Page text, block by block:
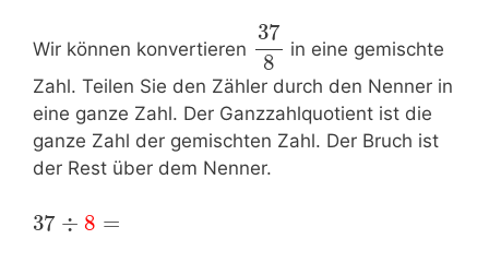
Wir können konvertieren
37
8
in eine gemischte
Zahl. Teilen Sie den Zähler durch den Nenner in
eine ganze Zahl. Der Ganzzahlquotient ist die
ganze Zahl der gemischten Zahl. Der Bruch ist
der Rest über dem Nenner.
37 ÷ 8 =